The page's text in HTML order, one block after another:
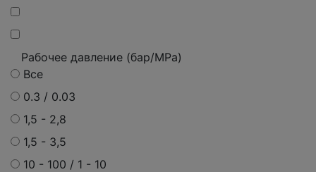
Рабочее давление (бар/MPa)
Все
0.3 / 0.03
1,5 - 2,8
1,5 - 3,5
10 - 100 / 1 - 10